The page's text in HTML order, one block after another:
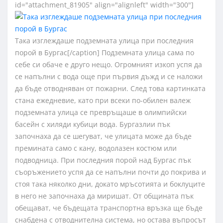
id="attachment_81905" align="alignleft" width="300"]
Така изглеждаше подземната улица при последния
порой в Бургас[/caption] Подземната улица сама по
себе си обаче е друго нещо. Огромният изкоп успя да
се напълни с вода още при първия дъжд и се наложи
да бъде отводняван от пожарни. След това картинката
стана ежедневие, като при всеки по-обилен валеж
подземната улица се превръщаше в олимпийски
басейн с хиляди кубици вода. Бургазлии пък
започнаха да се шегуват, че улицата може да бъде
премината само с кану, водолазен костюм или
подводница. При последния порой над Бургас пък
съоръжението успя да се напълни почти до покрива и
стоя така няколко дни, докато мръсотията и боклуците
в него не започнаха да миришат. От общината пък
обещават, че бъдещата транспортна връзка ще бъде
снабдена с отводнителна система, но остава въпросът